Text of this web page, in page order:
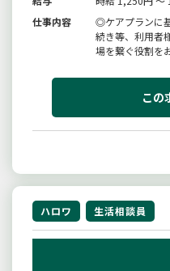
仕事内容
◎ケアプランに
続き等、利用者
場を繋ぐ役割を
ア・今ある健や
シニアライフを
この
ハロワ 生活相談員